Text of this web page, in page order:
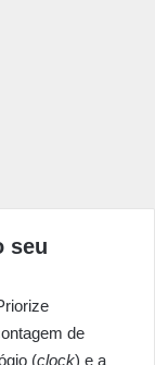
seu
de
(clock) e a